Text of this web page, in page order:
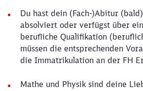
Du hast dein (Fach-)Abitur
absolviert oder verfügst über
berufliche Qualifikation
müssen die entsprechenden
die Immatrikulation an der FH
Mathe und Physik sind deine